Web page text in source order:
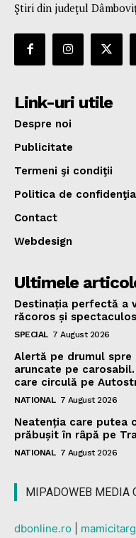
Ştiri din judeţul
Link-uri utile
Despre noi
Publicitate
Termeni şi condiţii
Politica de
Contact
Webdesign
Ultimele
Destinația perfectă a
răcoros și
SPECIAL 7 August 2026
Alertă pe drumul spre
aruncate pe
care circulă pe
NATIONAL 7 August 2026
Neatenția care putea
prăbușit în râpă pe
NATIONAL 7 August 2026
MIPADOWEB MEDIA
dbonline.ro